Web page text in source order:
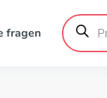
fragen
Products
search